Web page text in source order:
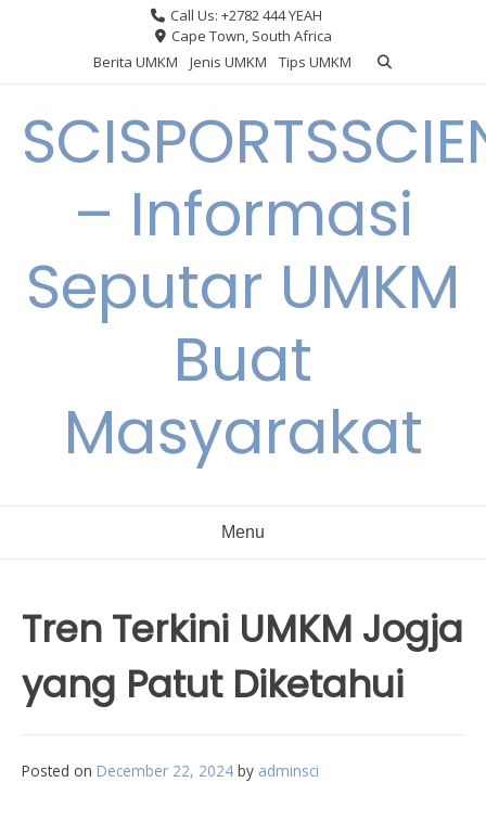
Call Us: +2782 444 YEAH
Cape Town, South Africa
Berita UMKM
Jenis UMKM Tips UMKM
– Informasi
Seputar UMKM
Buat
Masyarakat
Menu
Tren Terkini UMKM Jogja
yang Patut Diketahui
Posted on December 22, 2024 by adminsci